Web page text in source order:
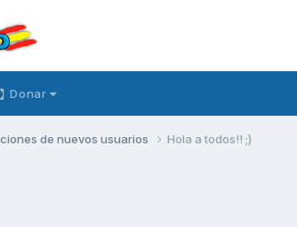
Donar
de nuevos usuarios Hola a todos!! ;)